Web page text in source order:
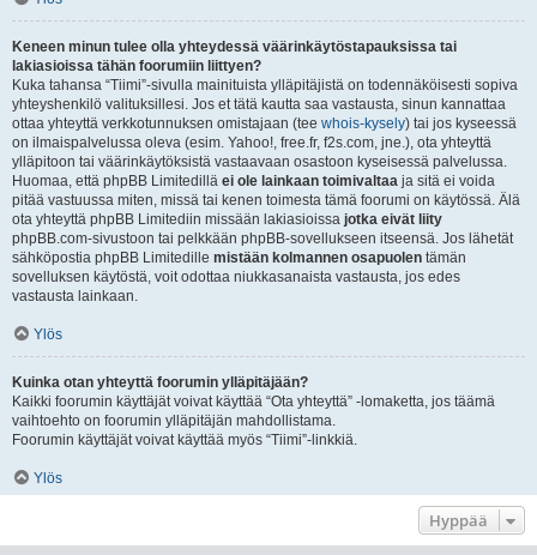
Keneen minun tulee olla yhteydessä väärinkäytöstapauksissa tai
lakiasioissa tähän foorumiin liittyen?
Kuka tahansa “Tiimi”-sivulla mainituista ylläpitäjistä on todennäköisesti sopiva
yhteyshenkilö valituksillesi. Jos et tätä kautta saa vastausta, sinun kannattaa
ottaa yhteyttä verkkotunnuksen omistajaan (tee whois-kysely) tai jos kyseessä
on ilmaispalvelussa oleva (esim. Yahoo!, free.fr, f2s.com, jne.), ota yhteyttä
ylläpitoon tai väärinkäytöksistä vastaavaan osastoon kyseisessä palvelussa.
Huomaa, että phpBB Limitedillä ei ole lainkaan toimivaltaa ja sitä ei voida
pitää vastuussa miten, missä tai kenen toimesta tämä foorumi on käytössä. Älä
ota yhteyttä phpBB Limitediin missään lakiasioissa jotka eivät liity
phpBB.com-sivustoon tai pelkkään phpBB-sovellukseen itseensä. Jos lähetät
sähköpostia phpBB Limitedille mistään kolmannen osapuolen tämän
sovelluksen käytöstä, voit odottaa niukkasanaista vastausta, jos edes
vastausta lainkaan.
Ylös
Kuinka otan yhteyttä foorumin ylläpitäjään?
Kaikki foorumin käyttäjät voivat käyttää “Ota yhteyttä” -lomaketta, jos täämä
vaihtoehto on foorumin ylläpitäjän mahdollistama.
Foorumin käyttäjät voivat käyttää myös “Tiimi”-linkkiä.
Ylös
Hyppää